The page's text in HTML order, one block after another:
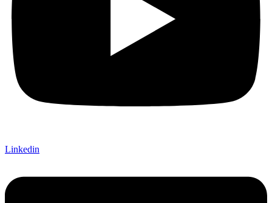
Linkedin